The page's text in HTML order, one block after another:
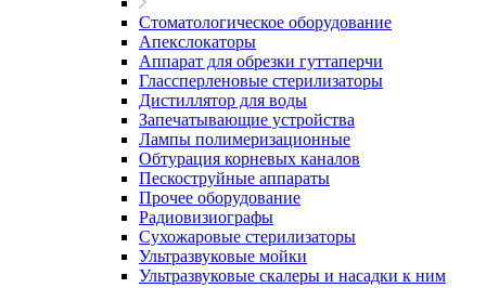
Стоматологическое оборудование
Апекслокаторы
Аппарат для обрезки гуттаперчи
Глассперленовые стерилизаторы
Дистиллятор для воды
Запечатывающие устройства
Лампы полимеризационные
Обтурация корневых каналов
Пескоструйные аппараты
Прочее оборудование
Радиовизиографы
Сухожаровые стерилизаторы
Ультразвуковые мойки
Ультразвуковые скалеры и насадки к ним